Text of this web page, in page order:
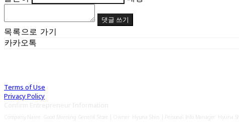
댓글 쓰기
목록으로 가기
카카오톡
Terms of Use
Privacy Policy